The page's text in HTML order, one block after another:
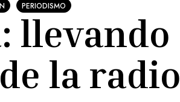
PERIODISMO
llevando
la radio